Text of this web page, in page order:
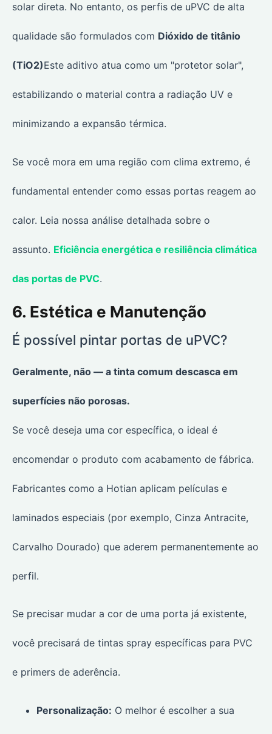
solar direta. No entanto, os perfis de uPVC de alta
qualidade são formulados com Dióxido de titânio
(TiO2)Este aditivo atua como um "protetor solar",
estabilizando o material contra a radiação UV e
minimizando a expansão térmica.
Se você mora em uma região com clima extremo, é
fundamental entender como essas portas reagem ao
calor. Leia nossa análise detalhada sobre o
assunto. Eficiência energética e resiliência climática
das portas de PVC.
6. Estética e Manutenção
É possível pintar portas de uPVC?
Geralmente, não — a tinta comum descasca em
superfícies não porosas.
Se você deseja uma cor específica, o ideal é
encomendar o produto com acabamento de fábrica.
Fabricantes como a Hotian aplicam películas e
laminados especiais (por exemplo, Cinza Antracite,
Carvalho Dourado) que aderem permanentemente ao
perfil.
Se precisar mudar a cor de uma porta já existente,
você precisará de tintas spray específicas para PVC
e primers de aderência.
Personalização: O melhor é escolher a sua